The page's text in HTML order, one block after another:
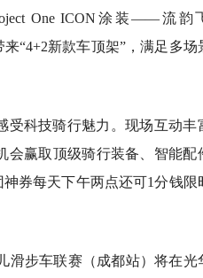
One ICON涂装——流韵
“4+2新款车顶架”，满足多场
科技骑行魅力。现场互动丰
会赢取顶级骑行装备、智能配
券每天下午两点还可1分钱限
滑步车联赛（成都站）将在光